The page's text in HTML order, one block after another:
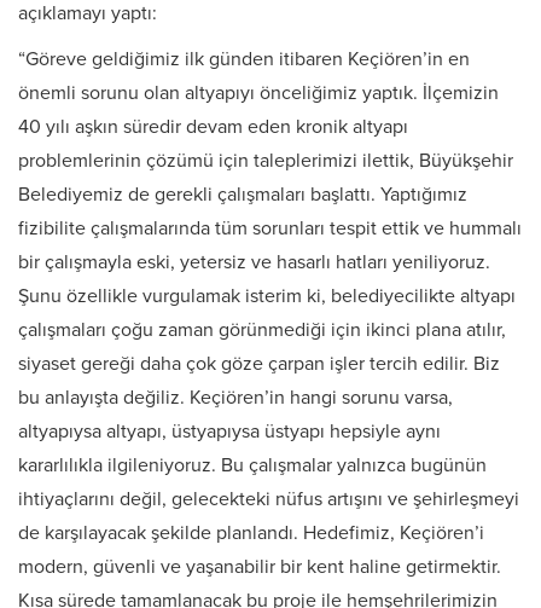
açıklamayı yaptı:
“Göreve geldiğimiz ilk günden itibaren Keçiören’in en
önemli sorunu olan altyapıyı önceliğimiz yaptık. İlçemizin
40 yılı aşkın süredir devam eden kronik altyapı
problemlerinin çözümü için taleplerimizi ilettik, Büyükşehir
Belediyemiz de gerekli çalışmaları başlattı. Yaptığımız
fizibilite çalışmalarında tüm sorunları tespit ettik ve hummalı
bir çalışmayla eski, yetersiz ve hasarlı hatları yeniliyoruz.
Şunu özellikle vurgulamak isterim ki, belediyecilikte altyapı
çalışmaları çoğu zaman görünmediği için ikinci plana atılır,
siyaset gereği daha çok göze çarpan işler tercih edilir. Biz
bu anlayışta değiliz. Keçiören’in hangi sorunu varsa,
altyapıysa altyapı, üstyapıysa üstyapı hepsiyle aynı
kararlılıkla ilgileniyoruz. Bu çalışmalar yalnızca bugünün
ihtiyaçlarını değil, gelecekteki nüfus artışını ve şehirleşmeyi
de karşılayacak şekilde planlandı. Hedefimiz, Keçiören’i
modern, güvenli ve yaşanabilir bir kent haline getirmektir.
Kısa sürede tamamlanacak bu proje ile hemşehrilerimizin